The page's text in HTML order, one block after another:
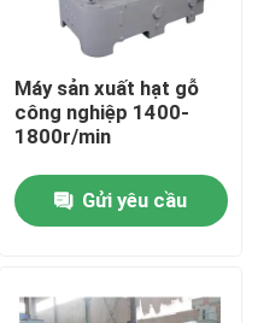
Máy sản xuất hạt gỗ
công nghiệp 1400-
1800r/min
Gửi yêu cầu